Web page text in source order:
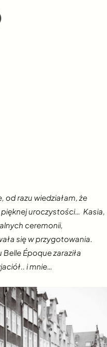
razu wiedziałam, że
uroczystości… Kasia,
ceremonii,
się w przygotowania.
Belle Époquezaraziła
i mnie…